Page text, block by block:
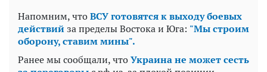
Напомним, чтоВСУ готовятся к выходу боевых
действий за пределы Востока и Юга: "Мы строим
оборону, ставим мины".
Ранее мы сообщали, чтоУкраина не может сесть